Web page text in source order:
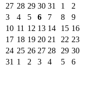
27 28 29 30 31 1
2
3
4 5 6 7 8
9
10 11 12 13 14 15 16
17 18 19 20 21 22 23
24 25 26 27 28 29 30
31 1 2 3 4 5 6